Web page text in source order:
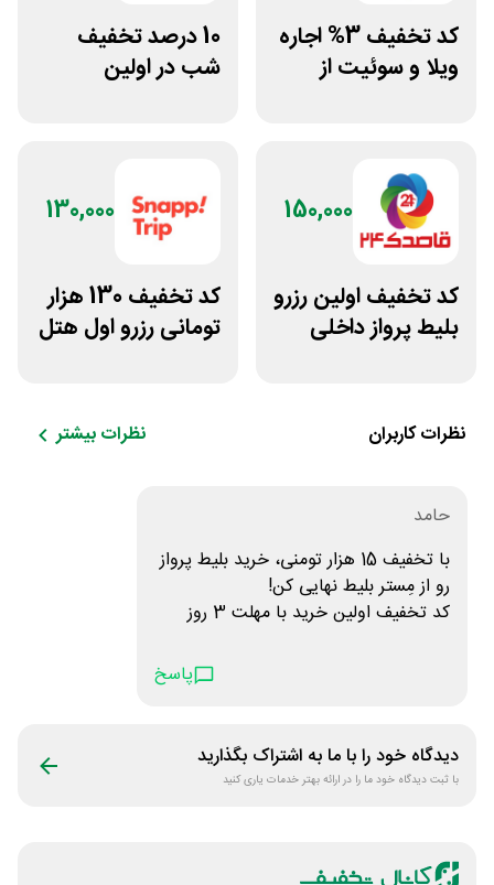
کد تخفیف 3% اجاره
ویلا و سوئیت از
10 درصد تخفیف
شب در اولین
150,000
کد تخفیف اولین رزرو
بلیط پرواز داخلی
130,000
کد تخفیف 130 هزار
تومانی رزرو اول هتل
نظرات کاربران نظرات بیشتر
حامد
با تخفیف 15 هزار تومنی، خرید بلیط پرواز
رو از مِستر بلیط نهایی کن!
کد تخفیف اولین خرید با مهلت 3 روز
پاسخ
دیدگاه خود را با ما به اشتراک بگذارید
با ثبت دیدگاه خود ما را در ارائه بهتر خدمات یاری کنید